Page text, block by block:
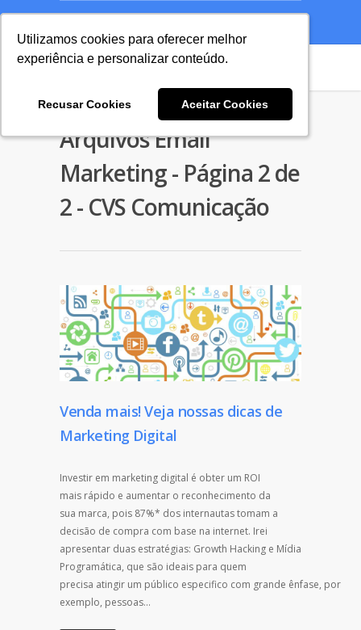
Utilizamos cookies para oferecer melhor
experiência e personalizar conteúdo.
Recusar Cookies Aceitar Cookies
Utilizamos cookies para oferecer melhor
experiência e personalizar conteúdo.
Recusar Cookies Aceitar Cookies
Arquivos Email
Marketing - Página 2 de
2 - CVS Comunicação
Venda mais! Veja nossas dicas de
Marketing Digital
Investir em marketing digital é obter um ROI
mais rápido e aumentar o reconhecimento da
sua marca, pois 87%* dos internautas tomam a
decisão de compra com base na internet. Irei
apresentar duas estratégias: Growth Hacking e Mídia
Programática, que são ideais para quem
precisa atingir um público especifico com grande ênfase, por
exemplo, pessoas…